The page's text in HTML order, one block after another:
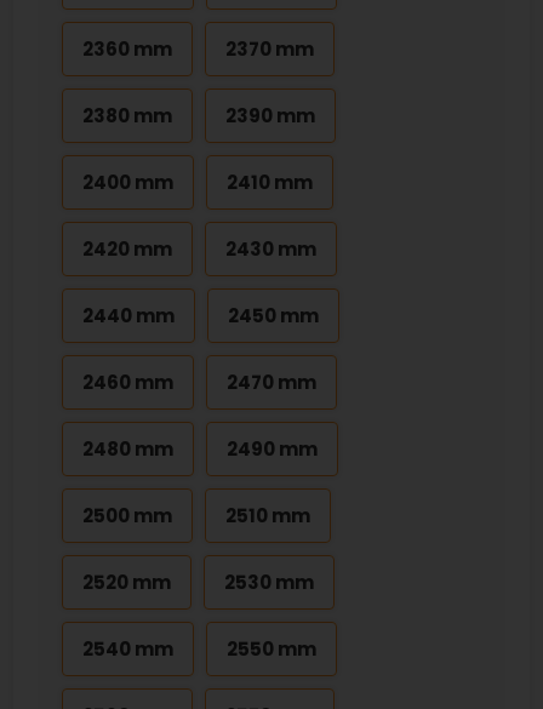
2360 mm 2370 mm
2380 mm 2390 mm
2400 mm 2410 mm
2420 mm 2430 mm
2440 mm 2450 mm
2460 mm 2470 mm
2480 mm 2490 mm
2500 mm 2510 mm
2520 mm 2530 mm
2540 mm 2550 mm